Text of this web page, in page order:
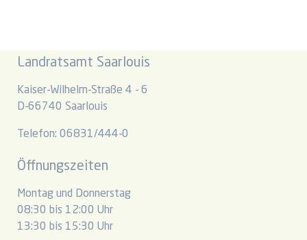
Landratsamt Saarlouis
Kaiser-Wilhelm-Straße 4 - 6
D-66740 Saarlouis
Telefon: 06831/444-0
Öffnungszeiten
Montag und Donnerstag
08:30 bis 12:00 Uhr
13:30 bis 15:30 Uhr